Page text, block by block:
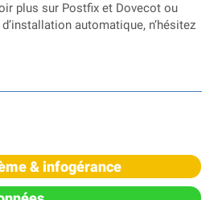
plus sur Postfix et Dovecot ou
automatique, n’hésitez
& infogérance